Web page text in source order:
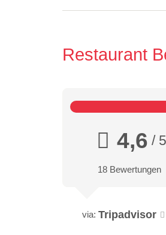
Restaurant
4,6 / 5
18 Bewertungen
via: Tripadvisor